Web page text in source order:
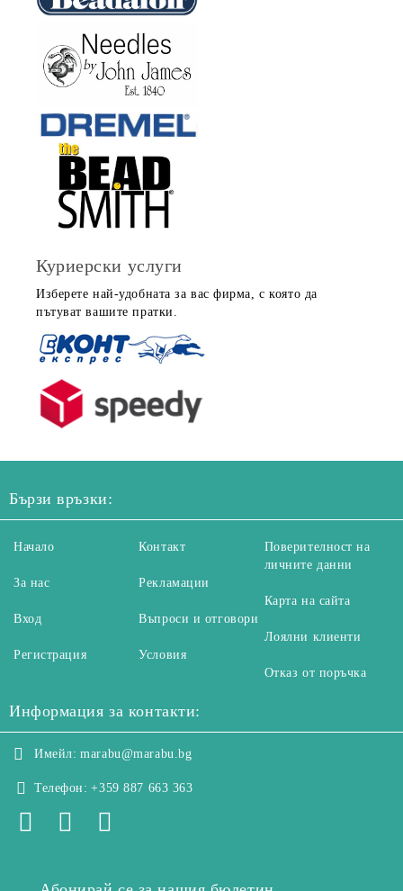
Куриерски услуги
Изберете най-удобната за вас фирма, с която да
пътуват вашите пратки.
Бързи връзки:
Начало
За нас
Вход
Регистрация
Контакт
Рекламации
Въпроси и отговори
Условия
Поверителност на
личните данни
Карта на сайта
Лоялни клиенти
Отказ от поръчка
Информация за контакти:
Имейл: marabu@marabu.bg
Телефон: +359 887 663 363